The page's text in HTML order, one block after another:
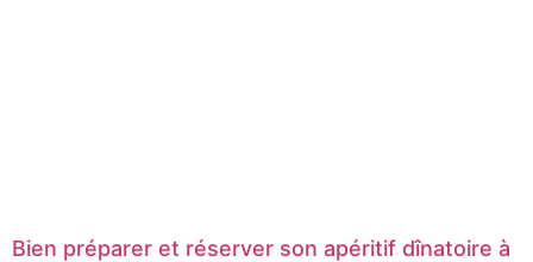
Bien préparer et réserver son apéritif dînatoire à